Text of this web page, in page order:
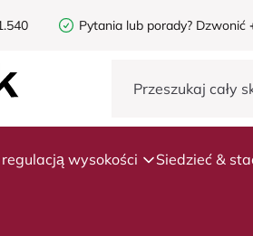
Pytania lub porady? Dzwonić
wysokości Siedzieć &